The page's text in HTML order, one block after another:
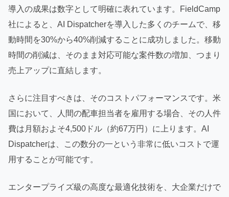
導入の成果は数字として明確に表れています。FieldCamp
社によると、AI Dispatcherを導入した多くのチームで、移
動時間を30%から40%削減することに成功しました。移動
時間の削減は、そのまま対応可能な案件数の増加、つまり
売上アップに直結します。
さらに注目すべきは、そのコストパフォーマンスです。米
国において、人間の配車担当者を雇用する場合、その人件
費は月額およそ4,500ドル（約67万円）に上ります。AI
Dispatcherは、この数分の一という非常に低いコストで運
用することが可能です。
エンタープライズ級の高度な最適化技術を、大企業だけで